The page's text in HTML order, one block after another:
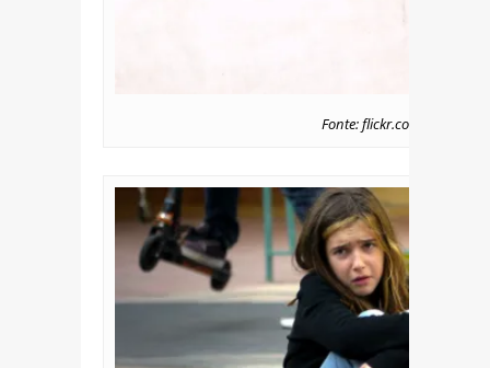
Fonte: flickr.com/photos/